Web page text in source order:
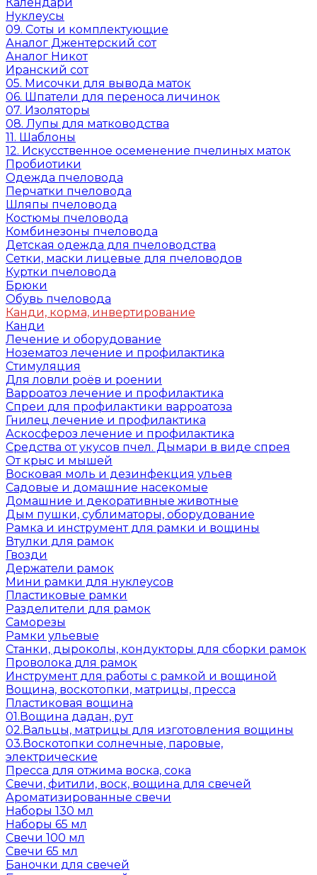
Нуклеусы
09. Соты и комплектующие
Аналог Джентерский сот
Аналог Никот
Иранский сот
05. Мисочки для вывода маток
06. Шпатели для переноса личинок
07. Изоляторы
08. Лупы для матководства
11. Шаблоны
12. Искусственное осеменение пчелиных маток
Пробиотики
Одежда пчеловода
Перчатки пчеловода
Шляпы пчеловода
Костюмы пчеловода
Комбинезоны пчеловода
Детская одежда для пчеловодства
Сетки, маски лицевые для пчеловодов
Куртки пчеловода
Брюки
Обувь пчеловода
Канди, корма, инвертирование
Канди
Лечение и оборудование
Нозематоз лечение и профилактика
Стимуляция
Для ловли роёв и роении
Варроатоз лечение и профилактика
Спреи для профилактики варроатоза
Гнилец лечение и профилактика
Аскосфероз лечение и профилактика
Средства от укусов пчел. Дымари в виде спрея
От крыс и мышей
Восковая моль и дезинфекция ульев
Садовые и домашние насекомые
Домашние и декоративные животные
Дым пушки, сублиматоры, оборудование
Рамка и инструмент для рамки и вощины
Втулки для рамок
Гвозди
Держатели рамок
Мини рамки для нуклеусов
Пластиковые рамки
Разделители для рамок
Саморезы
Рамки ульевые
Станки, дыроколы, кондукторы для сборки рамок
Проволока для рамок
Инструмент для работы с рамкой и вощиной
Вощина, воскотопки, матрицы, пресса
Пластиковая вощина
01.Вощина дадан, рут
02.Вальцы, матрицы для изготовления вощины
03.Воскотопки солнечные, паровые,
электрические
Пресса для отжима воска, сока
Свечи, фитили, воск, вощина для свечей
Ароматизированные свечи
Наборы 130 мл
Наборы 65 мл
Свечи 100 мл
Свечи 65 мл
Баночки для свечей